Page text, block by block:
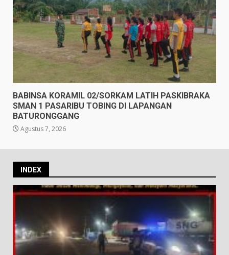
BABINSA KORAMIL 02/SORKAM LATIH PASKIBRAKA
SMAN 1 PASARIBU TOBING DI LAPANGAN
BATURONGGANG
Agustus 7, 2026
INDEX